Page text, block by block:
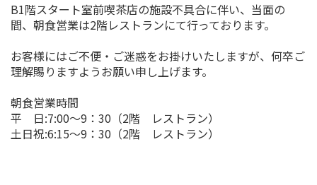
B1階スタート室前喫茶店の施設不具合に伴い、当面の
間、朝食営業は2階レストランにて行っております。
お客様にはご不便・ご迷惑をお掛けいたしますが、何卒ご
理解賜りますようお願い申し上げます。
朝食営業時間
平 日:7:00～9：30（2階 レストラン）
土日祝:6:15～9：30（2階 レストラン）